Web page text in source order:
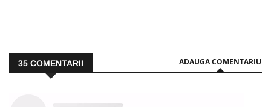
35 COMENTARII ADAUGA COMENTARIU